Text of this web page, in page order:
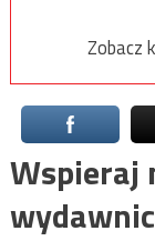
Zobacz
Wspieraj